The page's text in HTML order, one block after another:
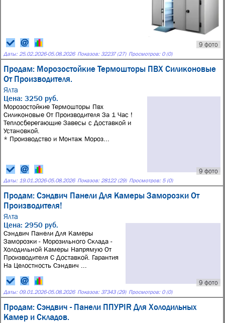
9 фото
Даты: 25.02.2026-05.08.2026 Показов: 32237 (27) Просмотров: 0 (0)
Продам: Морозостойкие Термошторы ПВХ Силиконовые
От Производителя.
Ялта
9 фото
Цена: 3250 руб.
Морозостойкие Термошторы Пвх
Силиконовые От Производителя За 1 Час !
Теплосберегающие Завесы с Доставкой и
Установкой.
* Производство и Монтаж Мороз...
Даты: 19.01.2026-05.08.2026 Показов: 28122 (29) Просмотров: 5 (0)
Продам: Сэндвич Панели Для Камеры Заморозки От
Производителя!
Ялта
9 фото
Цена: 2950 руб.
Сэндвич Панели Для Камеры
Заморозки - Морозильного Склада -
Холодильной Камеры Напрямую От
Производителя С Доставкой. Гарантия
На Целостность Сэндвич ...
Даты: 09.01.2026-05.08.2026 Показов: 37343 (29) Просмотров: 0 (0)
Продам: Сэндвич - Панели ППУPIR Для Холодильных
Камер и Складов.